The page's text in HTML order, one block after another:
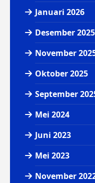
Januari 2026
Desember 2025
November
Oktober 2025
September
Mei 2024
Juni 2023
Mei 2023
November